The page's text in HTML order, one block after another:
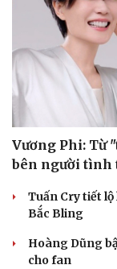
Vương Phi: Từ
bên người tình
Tuấn Cry tiết
Bắc Bling
Hoàng Dũng
cho fan